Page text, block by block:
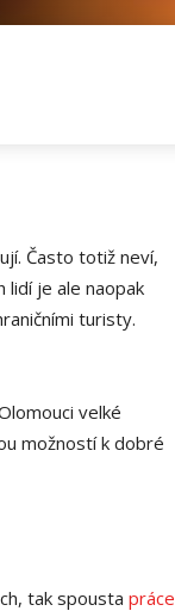
Často totiž neví,
lidí je ale naopak
turisty.
velké
možností k dobré
tak spousta práce